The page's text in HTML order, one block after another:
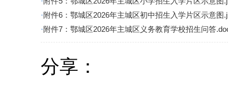
·附件6：鄂城区2026年主城区初中招生入学片区示意图
·附件7：鄂城区2026年主城区义务教育学校招生问答
分享：